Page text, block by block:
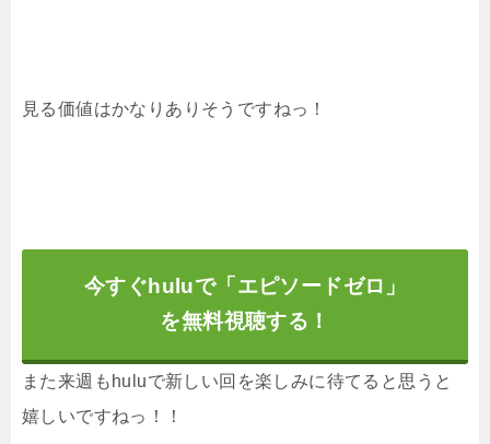
見る価値はかなりありそうですねっ！
今すぐhuluで「エピソードゼロ」
を無料視聴する！
また来週もhuluで新しい回を楽しみに待てると思うと
嬉しいですねっ！！